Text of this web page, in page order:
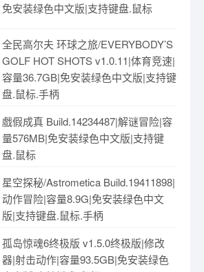
免安装绿色中文版|支持键盘.鼠标
全民高尔夫 环球之旅/EVERYBODY’S
GOLF HOT SHOTS v1.0.11|体育竞速|
容量36.7GB|免安装绿色中文版|支持键
盘.鼠标.手柄
戲假成真 Build.14234487|解谜冒险|容
量576MB|免安装绿色中文版|支持键
盘.鼠标
星空探秘/Astrometica Build.19411898|
动作冒险|容量8.9G|免安装绿色中文
版|支持键盘.鼠标.手柄
孤岛惊魂6终极版 v1.5.0终极版|修改
器|射击动作|容量93.5GB|免安装绿色